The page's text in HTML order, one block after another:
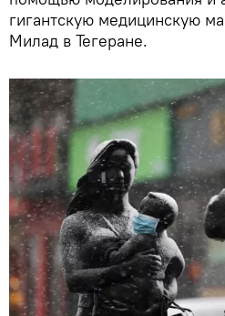
гигантскую медицинскую
Милад в Тегеране.